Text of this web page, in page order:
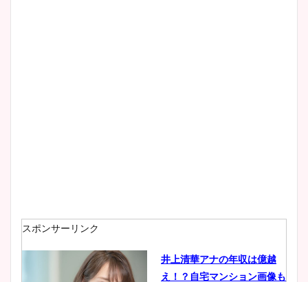
スポンサーリンク
井上清華アナの年収は億越
え！？自宅マンション画像も